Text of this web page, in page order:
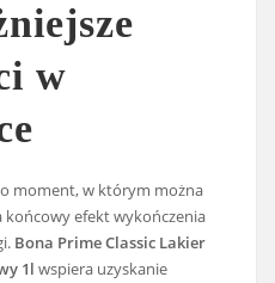
w
moment, w którym można
końcowy efekt wykończenia
Bona Prime Classic Lakier
1l wspiera uzyskanie